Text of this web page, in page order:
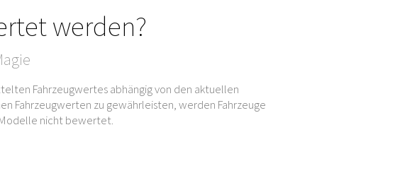
werden?
Fahrzeugwertes abhängig von den aktuellen
Fahrzeugwerten zu gewährleisten, werden Fahrzeuge
nicht bewertet.